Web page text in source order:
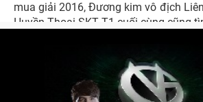
mua giải 2016, Đương kim vô địch
Huyền Thoại SKT T1 cuối cùng cũng